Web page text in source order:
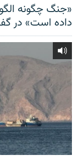
«جنگ چگونه
داده است» در